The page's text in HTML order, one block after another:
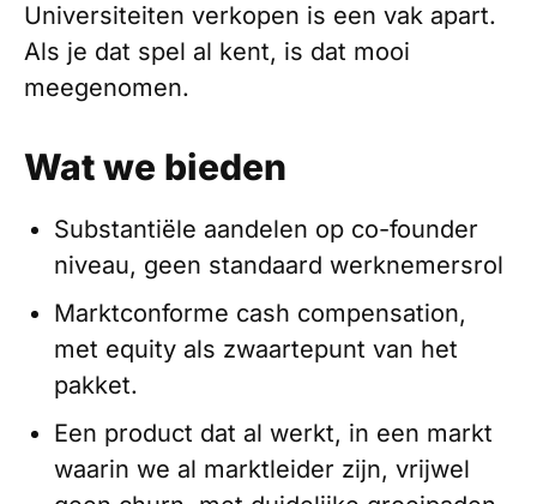
Universiteiten verkopen is een vak apart.
Als je dat spel al kent, is dat mooi
meegenomen.
Wat we bieden
Substantiële aandelen op co-founder
niveau, geen standaard werknemersrol
Marktconforme cash compensation,
met equity als zwaartepunt van het
pakket.
Een product dat al werkt, in een markt
waarin we al marktleider zijn, vrijwel